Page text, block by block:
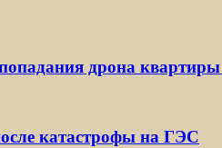
дрона
катастрофы на ГЭС